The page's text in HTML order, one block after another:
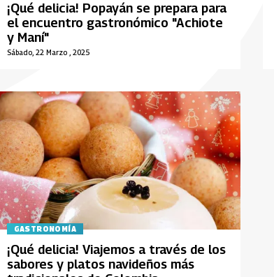
Sábado, 22 Marzo , 2025
¡Qué delicia! Popayán se prepara para
el encuentro gastronómico "Achiote
y Maní"
GASTRONOMÍA
¡Qué delicia! Viajemos a través de los
sabores y platos navideños más